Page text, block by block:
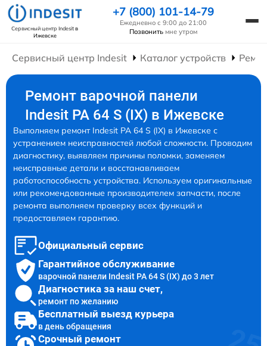
Сервисный центр Indesitв
Ижевске
+7 (800) 101-14-79
Ежедневно с 9:00 до 21:00
Позвонить мне утром
Сервисный центр Indesit Каталог устройств
Ремонт варочной панели
Indesit PA 64 S (IX) в Ижевске
Выполняем ремонт Indesit PA 64 S (IX) в Ижевске с
устранением неисправностей любой сложности. Проводим
диагностику, выявляем причины поломки, заменяем
неисправные детали и восстанавливаем
работоспособность устройства. Используем оригинальные
или рекомендованные производителем запчасти, после
ремонта выполняем проверку всех функций и
предоставляем гарантию.
Официальный сервис
Гарантийное обслуживание
варочной панели Indesit PA 64 S (IX) до 3 лет
Диагностика за наш счет,
ремонт по желанию
Бесплатный выезд курьера
в день обращения
Срочный ремонт